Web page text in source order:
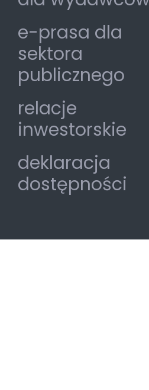
e-prasa dla
sektora
publicznego
relacje
inwestorskie
deklaracja
dostępności